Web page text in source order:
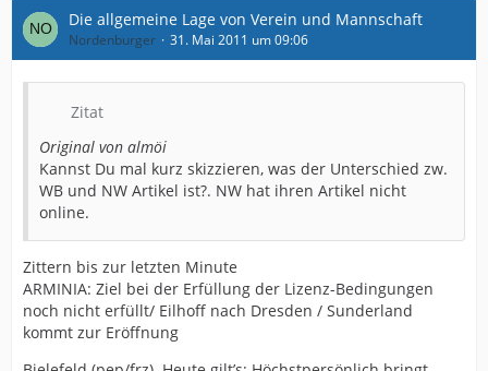
Die allgemeine Lage von Verein und Mannschaft
Nordenburger 31. Mai 2011 um 09:06
Zitat
Original von almöi
Kannst Du mal kurz skizzieren, was der Unterschied zw.
WB und NW Artikel ist?. NW hat ihren Artikel nicht
online.
Zittern bis zur letzten Minute
ARMINIA: Ziel bei der Erfüllung der Lizenz-Bedingungen
noch nicht erfüllt/ Eilhoff nach Dresden / Sunderland
kommt zur Eröffnung